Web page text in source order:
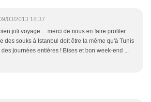
03/2013 18:37
joli voyage ... merci de nous en faire profiter .
des souks à Istanbul doit être la même qu'à Tunis
des journées entières ! Bises et bon week-end ...